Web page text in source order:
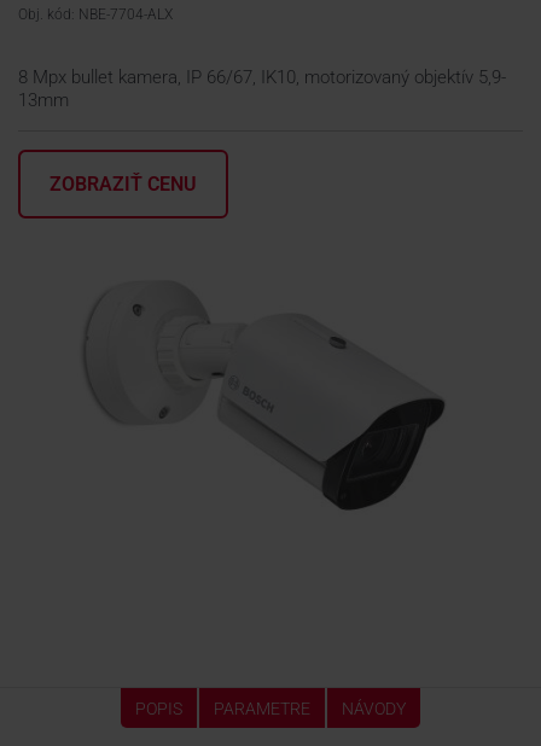
SPOLOČNOSŤ
ŠKOLENIE
PODPORA
Obj. kód: NBE-7704-ALX
8 Mpx bullet kamera, IP 66/67, IK10, motorizovaný objektív 5,9-
13mm
ZOBRAZIŤ CENU
POPIS PARAMETRE NÁVODY